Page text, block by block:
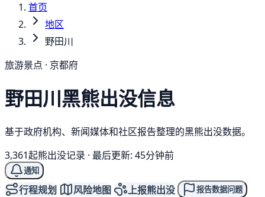
首页
地区
野田川
旅游景点 · 京都府
野田川黑熊出没信息
基于政府机构、新闻媒体和社区报告整理的黑熊出没数据。
3,361起熊出没记录 · 最后更新: 45分钟前
通知
行程规划 风险地图 上报熊出没 报告数据问题